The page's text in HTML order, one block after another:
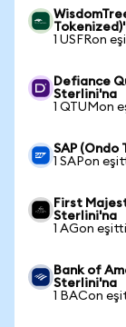
1 USFRon
Defiance
Sterlini'na
1 QTUMon
SAP
1 SAPon
First
Sterlini'na
1 AGon
Bank of
Sterlini'na
1 BACon